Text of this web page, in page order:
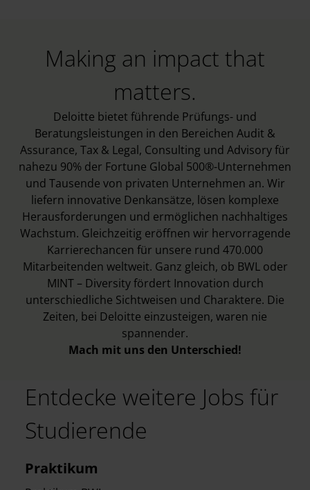
Making an impact that
matters.
Deloitte bietet führende Prüfungs- und
Beratungsleistungen in den Bereichen Audit &
Assurance, Tax & Legal, Consulting und Advisory für
nahezu 90% der Fortune Global 500®-Unternehmen
und Tausende von privaten Unternehmen an. Wir
liefern innovative Denkansätze, lösen komplexe
Herausforderungen und ermöglichen nachhaltiges
Wachstum. Gleichzeitig eröffnen wir hervorragende
Karrierechancen für unsere rund 470.000
Mitarbeitenden weltweit. Ganz gleich, ob BWL oder
MINT – Diversity fördert Innovation durch
unterschiedliche Sichtweisen und Charaktere. Die
Zeiten, bei Deloitte einzusteigen, waren nie
spannender.
Mach mit uns den Unterschied!
Entdecke weitere Jobs für
Studierende
Praktikum